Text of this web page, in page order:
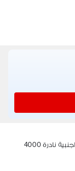
عملات معدنية عربية و اجنبية نادرة 4000